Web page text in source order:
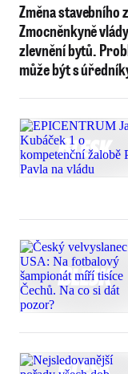
Změna stavebního
Zmocněnkyně
zlevnění bytů.
může být s